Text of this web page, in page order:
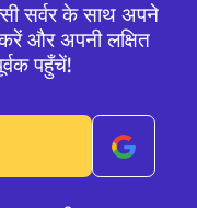
सर्वर के साथ अपने
और अपनी लक्षित
पहुँचें!